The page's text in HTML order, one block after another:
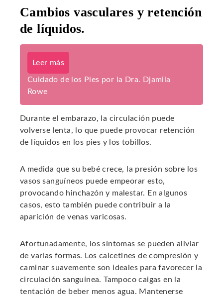
Cambios vasculares y retención
de líquidos.
Leer más
Cuidado de los Pies por la Dra. Djamila
Rowe
Durante el embarazo, la circulación puede
volverse lenta, lo que puede provocar retención
de líquidos en los pies y los tobillos.
A medida que su bebé crece, la presión sobre los
vasos sanguíneos puede empeorar esto,
provocando hinchazón y malestar. En algunos
casos, esto también puede contribuir a la
aparición de venas varicosas.
Afortunadamente, los síntomas se pueden aliviar
de varias formas. Los calcetines de compresión y
caminar suavemente son ideales para favorecer la
circulación sanguínea. Tampoco caigas en la
tentación de beber menos agua. Mantenerse